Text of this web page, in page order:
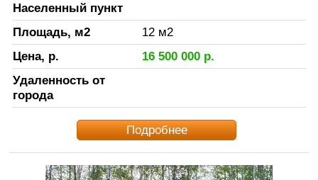
Населенный пункт
Площадь, м2
12 м2
Цена, р.
16 500 000р.
Удаленность от
города
Подробнее